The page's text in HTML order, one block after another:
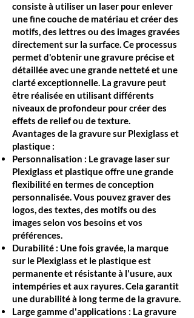
consiste à utiliser un laser pour enlever
une fine couche de matériau et créer des
motifs, des lettres ou des images gravées
directement sur la surface. Ce processus
permet d'obtenir une gravure précise et
détaillée avec une grande netteté et une
clarté exceptionnelle. La gravure peut
être réalisée en utilisant différents
niveaux de profondeur pour créer des
effets de relief ou de texture.
Avantages de la gravure sur Plexiglass et
plastique :
Personnalisation : Le gravage laser sur
Plexiglass et plastique offre une grande
flexibilité en termes de conception
personnalisée. Vous pouvez graver des
logos, des textes, des motifs ou des
images selon vos besoins et vos
préférences.
Durabilité : Une fois gravée, la marque
sur le Plexiglass et le plastique est
permanente et résistante à l'usure, aux
intempéries et aux rayures. Cela garantit
une durabilité à long terme de la gravure.
Large gamme d'applications : La gravure